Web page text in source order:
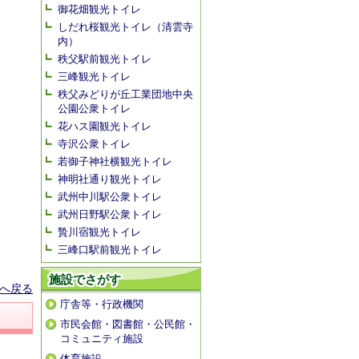
戻る
御花畑観光トイレ
しだれ桜観光トイレ（清雲寺
内）
秩父駅前観光トイレ
三峰観光トイレ
秩父みどりが丘工業団地中央
公園公衆トイレ
花ハス園観光トイレ
寺沢公衆トイレ
若御子神社横観光トイレ
神明社通り観光トイレ
武州中川駅公衆トイレ
武州日野駅公衆トイレ
贄川宿観光トイレ
三峰口駅前観光トイレ
施設でさがす
庁舎等・行政機関
市民会館・図書館・公民館・
コミュニティ施設